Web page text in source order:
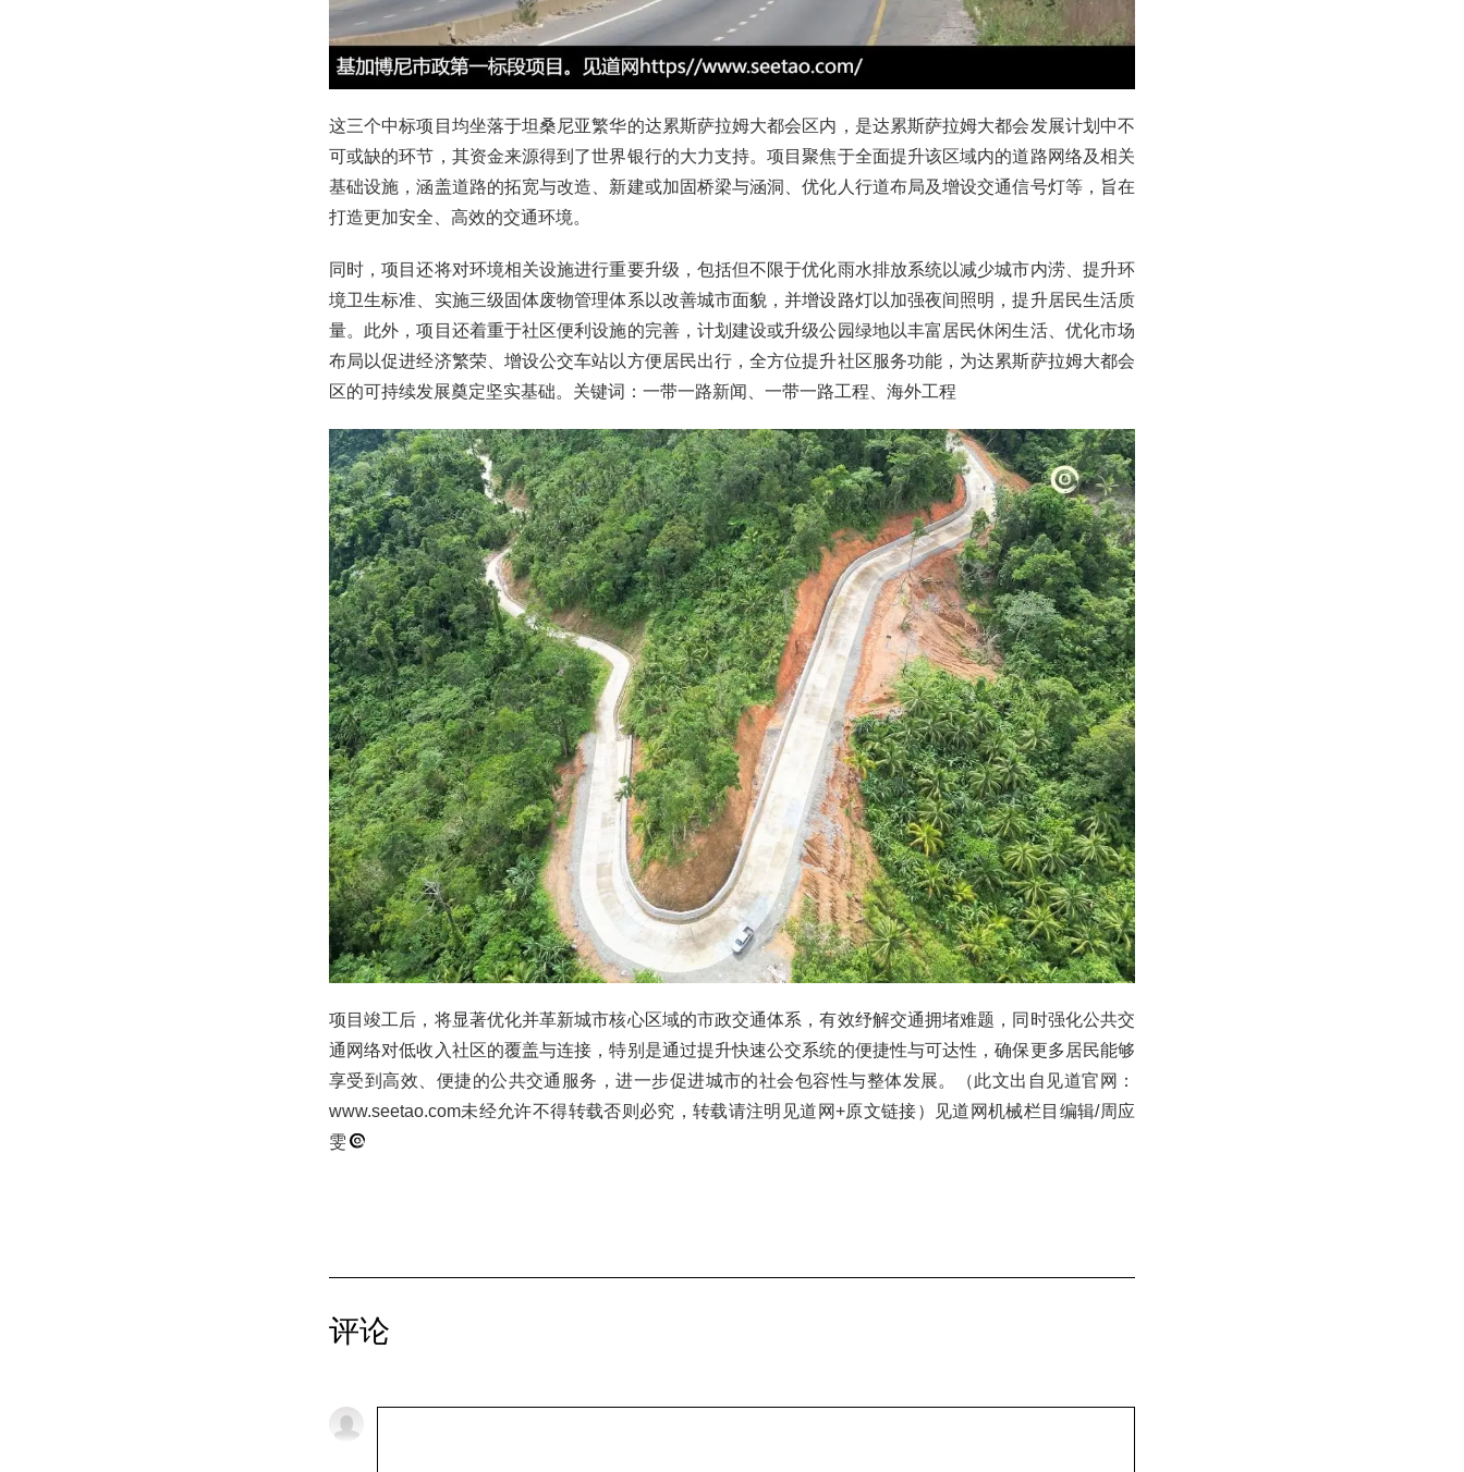
这三个中标项目均坐落于坦桑尼亚繁华的达累斯萨拉姆大都会区内，是达累斯萨拉姆大都会发展计划中不
可或缺的环节，其资金来源得到了世界银行的大力支持。项目聚焦于全面提升该区域内的道路网络及相关
基础设施，涵盖道路的拓宽与改造、新建或加固桥梁与涵洞、优化人行道布局及增设交通信号灯等，旨在
打造更加安全、高效的交通环境。
同时，项目还将对环境相关设施进行重要升级，包括但不限于优化雨水排放系统以减少城市内涝、提升环
境卫生标准、实施三级固体废物管理体系以改善城市面貌，并增设路灯以加强夜间照明，提升居民生活质
量。此外，项目还着重于社区便利设施的完善，计划建设或升级公园绿地以丰富居民休闲生活、优化市场
布局以促进经济繁荣、增设公交车站以方便居民出行，全方位提升社区服务功能，为达累斯萨拉姆大都会
区的可持续发展奠定坚实基础。关键词：一带一路新闻、一带一路工程、海外工程
项目竣工后，将显著优化并革新城市核心区域的市政交通体系，有效纾解交通拥堵难题，同时强化公共交
通网络对低收入社区的覆盖与连接，特别是通过提升快速公交系统的便捷性与可达性，确保更多居民能够
享受到高效、便捷的公共交通服务，进一步促进城市的社会包容性与整体发展。（此文出自见道官网：
www.seetao.com未经允许不得转载否则必究，转载请注明见道网+原文链接）见道网机械栏目编辑/周应
雯
评论